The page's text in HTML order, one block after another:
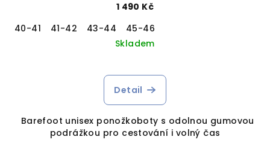
1 490 Kč
40-41
41-42 43-44
45-46
Skladem
Detail
Barefoot unisex ponožkoboty s odolnou gumovou
podrážkou pro cestování i volný čas